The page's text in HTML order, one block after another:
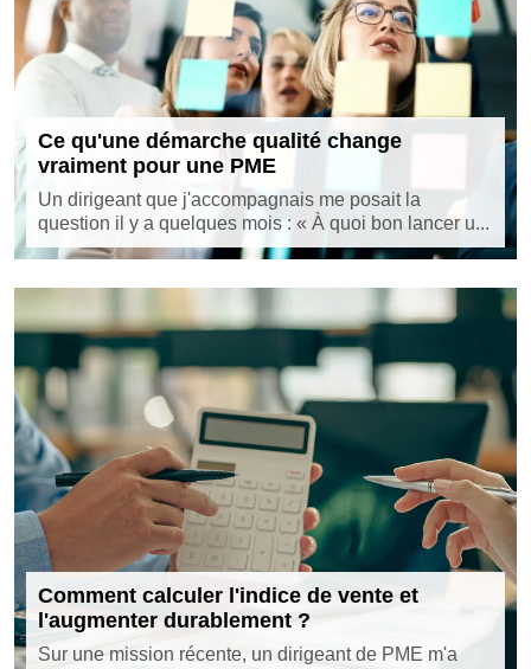
Ce qu'une démarche qualité change
vraiment pour une PME
Un dirigeant que j'accompagnais me posait la
question il y a quelques mois : « À quoi bon lancer u...
Comment calculer l'indice de vente et
l'augmenter durablement ?
Sur une mission récente, un dirigeant de PME m'a